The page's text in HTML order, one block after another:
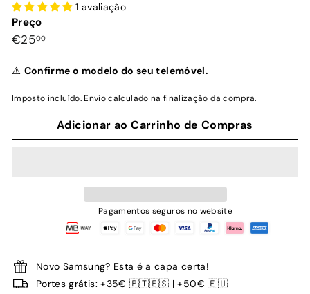
1 avaliação
Preço
Preço
€2500€25,00
⚠️ Confirme o modelo do seu telemóvel.
Imposto incluído.Enviocalculado na finalização da compra.
Adicionar ao Carrinho de Compras
Pagamentos seguros no website
Novo Samsung? Esta é a capa certa!
Portes grátis: +35€ 🇵🇹🇪🇸 | +50€ 🇪🇺